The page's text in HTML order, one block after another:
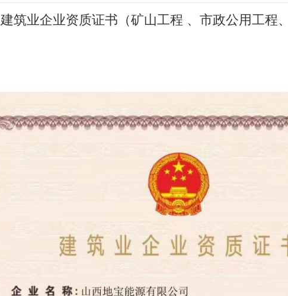
建筑业企业资质证书（矿山工程 、市政公用工程